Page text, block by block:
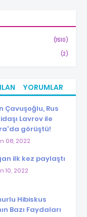
(1510)
(2)
YORUMLAR
Çavuşoğlu, Rus
Lavrov ile
görüştü!
08, 2022
ilk kez paylaştı
10, 2022
Hibiskus
Bazı Faydaları